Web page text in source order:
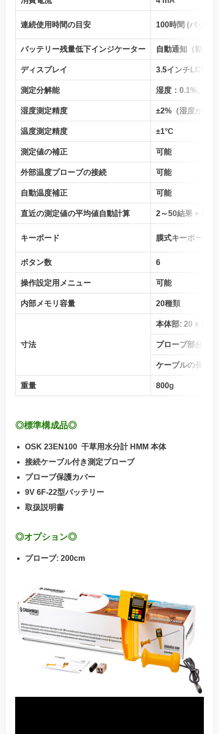
連続使用時間の目安 100時間 (バック
バッテリー残量低下インジケーター 自動通知（動作
ディスプレイ 3.5インチLCD液
測定分解能 湿度：0.1%、温
湿度測定精度 ±2%（湿度が
温度測定精度 ±1°C
測定値の補正 可能
外部温度プローブの接続 可能
自動温度補正 可能
直近の測定値の平均値自動計算 2～50結果 + 最
キーボード 膜式キーボード
ボタン数 6
操作設定用メニュー 可能
内部メモリ容量 20種類
寸法
本体部: 20 x 9 x
プローブ部分の
ケーブルの長さ:
重量 800g
◎標準構成品◎
OSK 23EN100 干草用水分計 HMM 本体
接続ケーブル付き測定プローブ
プローブ保護カバー
9V 6F-22型バッテリー
取扱説明書
◎オプション◎
プローブ: 200cm